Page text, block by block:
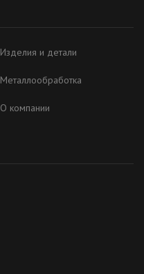
Изделия и детали
Металлообработка
О компании